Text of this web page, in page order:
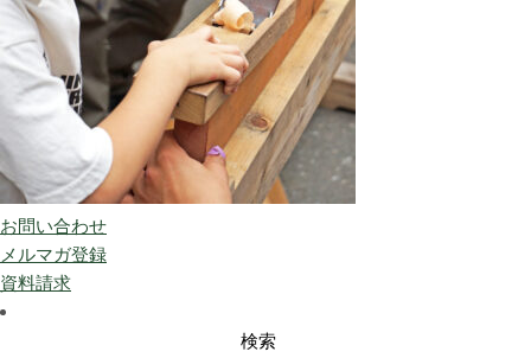
お問い合わせ
メルマガ登録
資料請求